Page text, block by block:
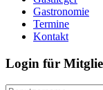
Gastronomie
Termine
Kontakt
Login für